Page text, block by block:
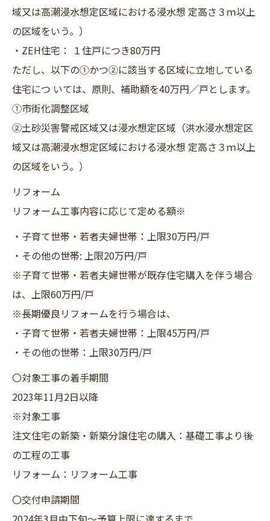
域又は高潮浸水想定区域における浸水想 定高さ３ｍ以上
の区域をいう。）
・ZEH住宅： １住戸につき80万円
ただし、以下の①かつ②に該当する区域に立地している
住宅につ いては、原則、補助額を40万円／戸とします。
①市街化調整区域
②土砂災害警戒区域又は浸水想定区域（洪水浸水想定区
域又は高潮浸水想定区域における浸水想 定高さ３ｍ以上
の区域をいう。）
リフォーム
リフォーム工事内容に応じて定める額※
・子育て世帯・若者夫婦世帯：上限30万円/戸
・その他の世帯: 上限20万円/戸
※子育て世帯・若者夫婦世帯が既存住宅購入を伴う場合
は、上限60万円/戸
※長期優良リフォームを行う場合は、
・子育て世帯・若者夫婦世帯：上限45万円/戸
・その他の世帯：上限30万円/戸
〇対象工事の着手期間
2023年11月2日以降
※対象工事
注文住宅の新築・新築分譲住宅の購入：基礎工事より後
の工程の工事
リフォーム：リフォーム工事
〇交付申請期間